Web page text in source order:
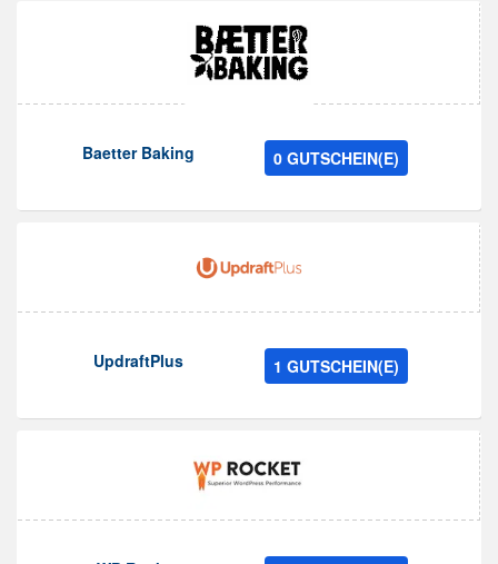
Baetter Baking 0 GUTSCHEIN(E)
UpdraftPlus 1 GUTSCHEIN(E)